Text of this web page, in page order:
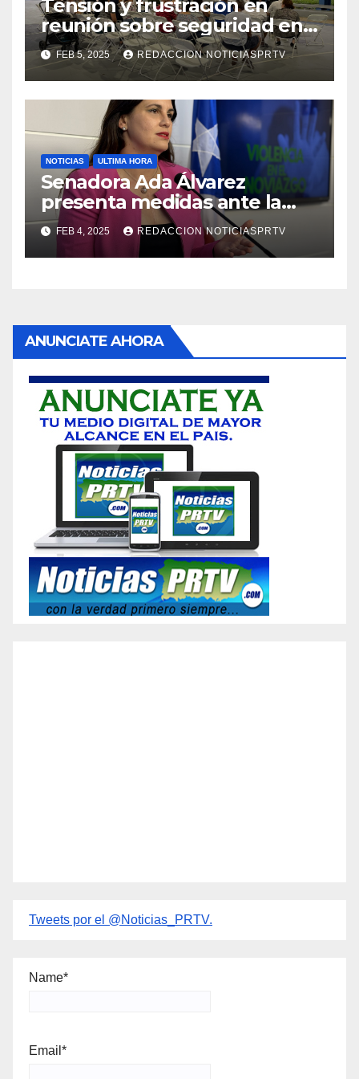
Tensión y frustración en
reunión sobre seguridad en
Reparto Metropolitano
FEB 5, 2025 REDACCION NOTICIASPRTV
NOTICIAS ULTIMA HORA
Senadora Ada Álvarez
presenta medidas ante la
violencia en el noviazgo
FEB 4, 2025 REDACCION NOTICIASPRTV
ANUNCIATE AHORA
Tweets por el @Noticias_PRTV.
Name*
Email*